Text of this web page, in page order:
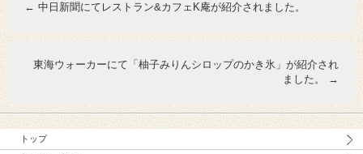
← 中日新聞にてレストラン&カフェK庵が紹介されました。
東海ウォーカーにて「柚子みりんシロップのかき氷」が紹介され
ました。
→
トップ